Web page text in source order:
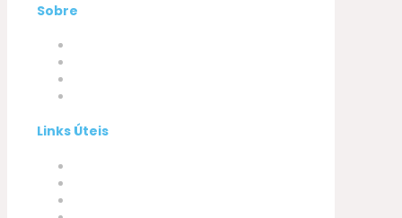
Sobre
Links Úteis